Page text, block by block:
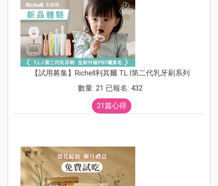
【試用募集】Richell利其爾 T.L.I第二代乳牙刷系列
數量: 21 已報名: 432
21篇心得